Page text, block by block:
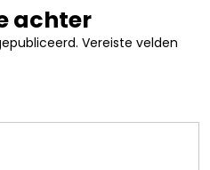
achter
Vereiste velden